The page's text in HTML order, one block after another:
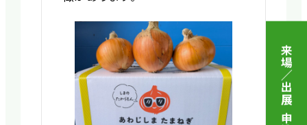
来場／出展 申込